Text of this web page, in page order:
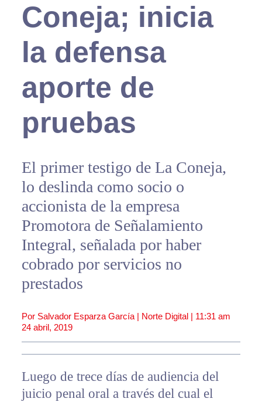
Coneja; inicia
la defensa
aporte de
pruebas
El primer testigo de La Coneja,
lo deslinda como socio o
accionista de la empresa
Promotora de Señalamiento
Integral, señalada por haber
cobrado por servicios no
prestados
Por Salvador Esparza García | Norte Digital | 11:31 am
24 abril, 2019
Luego de trece días de audiencia del
juicio penal oral a través del cual el